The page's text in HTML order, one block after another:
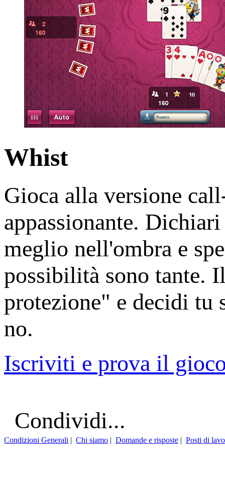
Whist
Gioca alla versione
appassionante.
meglio nell'ombra e
possibilità sono tante.
protezione" e decidi tu
no.
Iscriviti e prova il
Condividi...
Condizioni Generali | Chi siamo | Domande e risposte | Posti di